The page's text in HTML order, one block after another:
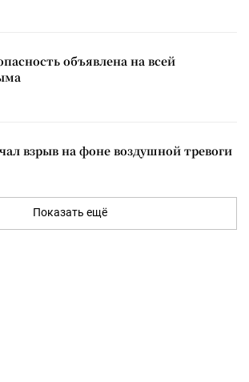
объявлена на всей
взрыв на фоне воздушной тревоги
Показать ещё